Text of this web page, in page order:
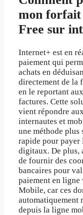
mon forfait
Free sur
Internet+ est en
paiement qui
achats en
directement de la
en le reportant
factures. Cette
vient répondre
internautes et
une méthode plus
rapide pour payer
digitaux. De plus,
de fournir des
bancaires pour
paiement en ligne
Mobile, car ces
automatiquement
depuis la ligne